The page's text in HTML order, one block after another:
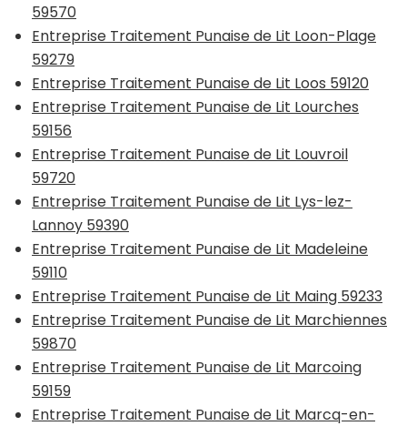
59570
Entreprise Traitement Punaise de Lit Loon-Plage
59279
Entreprise Traitement Punaise de Lit Loos 59120
Entreprise Traitement Punaise de Lit Lourches
59156
Entreprise Traitement Punaise de Lit Louvroil
59720
Entreprise Traitement Punaise de Lit Lys-lez-
Lannoy 59390
Entreprise Traitement Punaise de Lit Madeleine
59110
Entreprise Traitement Punaise de Lit Maing 59233
Entreprise Traitement Punaise de Lit Marchiennes
59870
Entreprise Traitement Punaise de Lit Marcoing
59159
Entreprise Traitement Punaise de Lit Marcq-en-